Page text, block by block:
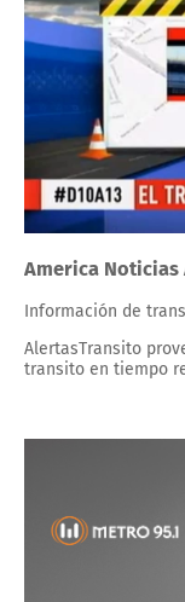
America Noticias
Información de
AlertasTransito
transito en tiempo